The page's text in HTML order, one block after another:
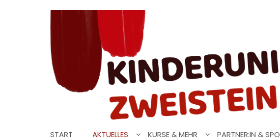
START AKTUELLES KURSE & MEHR PARTNER:IN &